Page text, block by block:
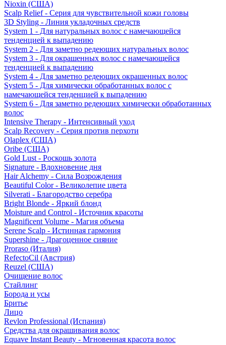
Nioxin (США)
Scalp Relief - Серия для чувствительной кожи головы
3D Styling - Линия укладочных средств
System 1 - Для натуральных волос с намечающейся
тенденцией к выпадению
System 2 - Для заметно редеющих натуральных волос
System 3 - Для окрашенных волос с намечающейся
тенденцией к выпадению
System 4 - Для заметно редеющих окрашенных волос
System 5 - Для химически обработанных волос с
намечающейся тенденцией к выпадению
System 6 - Для заметно редеющих химически обработанных
волос
Intensive Therapy - Интенсивный уход
Scalp Recovery - Серия против перхоти
Olaplex (США)
Oribe (США)
Gold Lust - Роскошь золота
Signature - Вдохновение дня
Hair Alchemy - Сила Возрождения
Beautiful Color - Великолепие цвета
Silverati - Благородство серебра
Bright Blonde - Яркий блонд
Moisture and Control - Источник красоты
Magnificent Volume - Магия объема
Serene Scalp - Истинная гармония
Supershine - Драгоценное сияние
Proraso (Италия)
RefectoCil (Австрия)
Reuzel (США)
Очищение волос
Стайлинг
Борода и усы
Бритье
Лицо
Revlon Professional (Испания)
Средства для окрашивания волос
Equave Instant Beauty - Мгновенная красота волос